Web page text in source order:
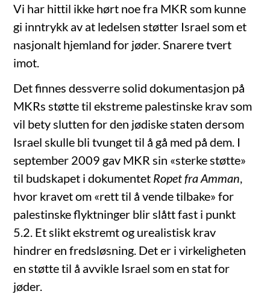
Vi har hittil ikke hørt noe fra MKR som kunne
gi inntrykk av at ledelsen støtter Israel som et
nasjonalt hjemland for jøder. Snarere tvert
imot.
Det finnes dessverre solid dokumentasjon på
MKRs støtte til ekstreme palestinske krav som
vil bety slutten for den jødiske staten dersom
Israel skulle bli tvunget til å gå med på dem. I
september 2009 gav MKR sin «sterke støtte»
til budskapet i dokumentet Ropet fra Amman
hvor kravet om «rett til å vende tilbake» for
palestinske flyktninger blir slått fast i punkt
5.2. Et slikt ekstremt og urealistisk krav
hindrer en fredsløsning. Det er i virkeligheten
en støtte til å avvikle Israel som en stat for
jøder.